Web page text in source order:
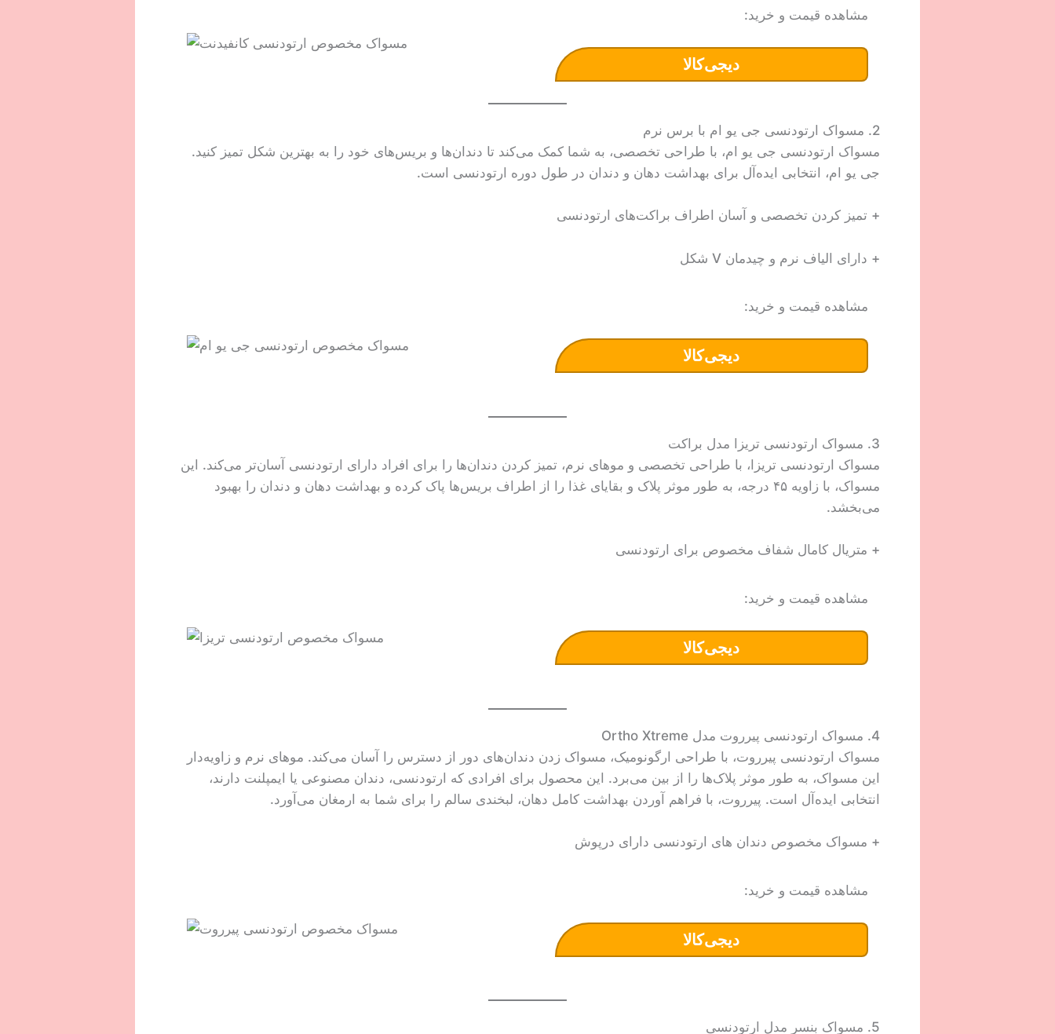
مشاهده قیمت و خرید:
دیجی‌کالا
2. مسواک ارتودنسی جی یو ام با برس نرم
مسواک ارتودنسی جی یو ام، با طراحی تخصصی، به شما کمک می‌کند تا دندان‌ها و بریس‌های خود را به بهترین شکل تمیز کنید.
جی یو ام، انتخابی ایده‌آل برای بهداشت دهان و دندان در طول دوره ارتودنسی است.
+ تمیز کردن تخصصی و آسان اطراف براکت‌های ارتودنسی
+ دارای الیاف نرم و چیدمان V شکل
مشاهده قیمت و خرید:
دیجی‌کالا
3. مسواک ارتودنسی تریزا مدل براکت
مسواک ارتودنسی تریزا، با طراحی تخصصی و موهای نرم، تمیز کردن دندان‌ها را برای افراد دارای ارتودنسی آسان‌تر می‌کند. این
مسواک، با زاویه ۴۵ درجه، به طور موثر پلاک و بقایای غذا را از اطراف بریس‌ها پاک کرده و بهداشت دهان و دندان را بهبود
می‌بخشد.
+ متریال کامال شفاف مخصوص برای ارتودنسی
مشاهده قیمت و خرید:
دیجی‌کالا
4. مسواک ارتودنسی پیرروت مدل Ortho Xtreme
مسواک ارتودنسی پیرروت، با طراحی ارگونومیک، مسواک زدن دندان‌های دور از دسترس را آسان می‌کند. موهای نرم و زاویه‌دار
این مسواک، به طور موثر پلاک‌ها را از بین می‌برد. این محصول برای افرادی که ارتودنسی، دندان مصنوعی یا ایمپلنت دارند،
انتخابی ایده‌آل است. پیرروت، با فراهم آوردن بهداشت کامل دهان، لبخندی سالم را برای شما به ارمغان می‌آورد.
+ مسواک مخصوص دندان های ارتودنسی دارای درپوش
مشاهده قیمت و خرید:
دیجی‌کالا
5. مسواک بنسر مدل ارتودنسی